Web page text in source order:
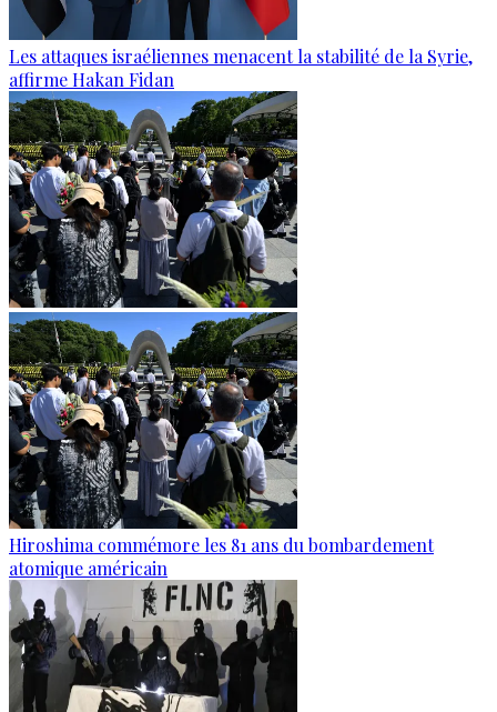
Les attaques israéliennes menacent la stabilité de la Syrie,
affirme Hakan Fidan
Hiroshima commémore les 81 ans du bombardement
atomique américain